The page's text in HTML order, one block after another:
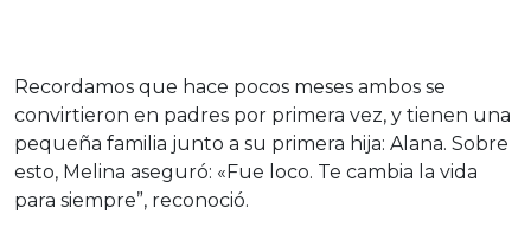
Recordamos que hace pocos meses ambos se
convirtieron en padres por primera vez, y tienen una
pequeña familia junto a su primera hija: Alana. Sobre
esto, Melina aseguró: «Fue loco. Te cambia la vida
para siempre”, reconoció.